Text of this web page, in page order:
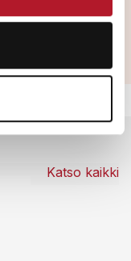
Katso kaikki